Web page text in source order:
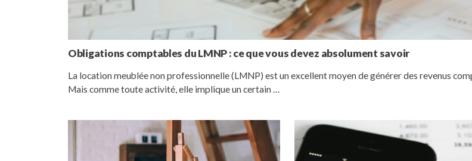
Obligations comptables du LMNP : ce que vous devez absolument savoir
La location meublée non professionnelle (LMNP) est un excellent moyen de générer des revenus
Mais comme toute activité, elle implique un certain …